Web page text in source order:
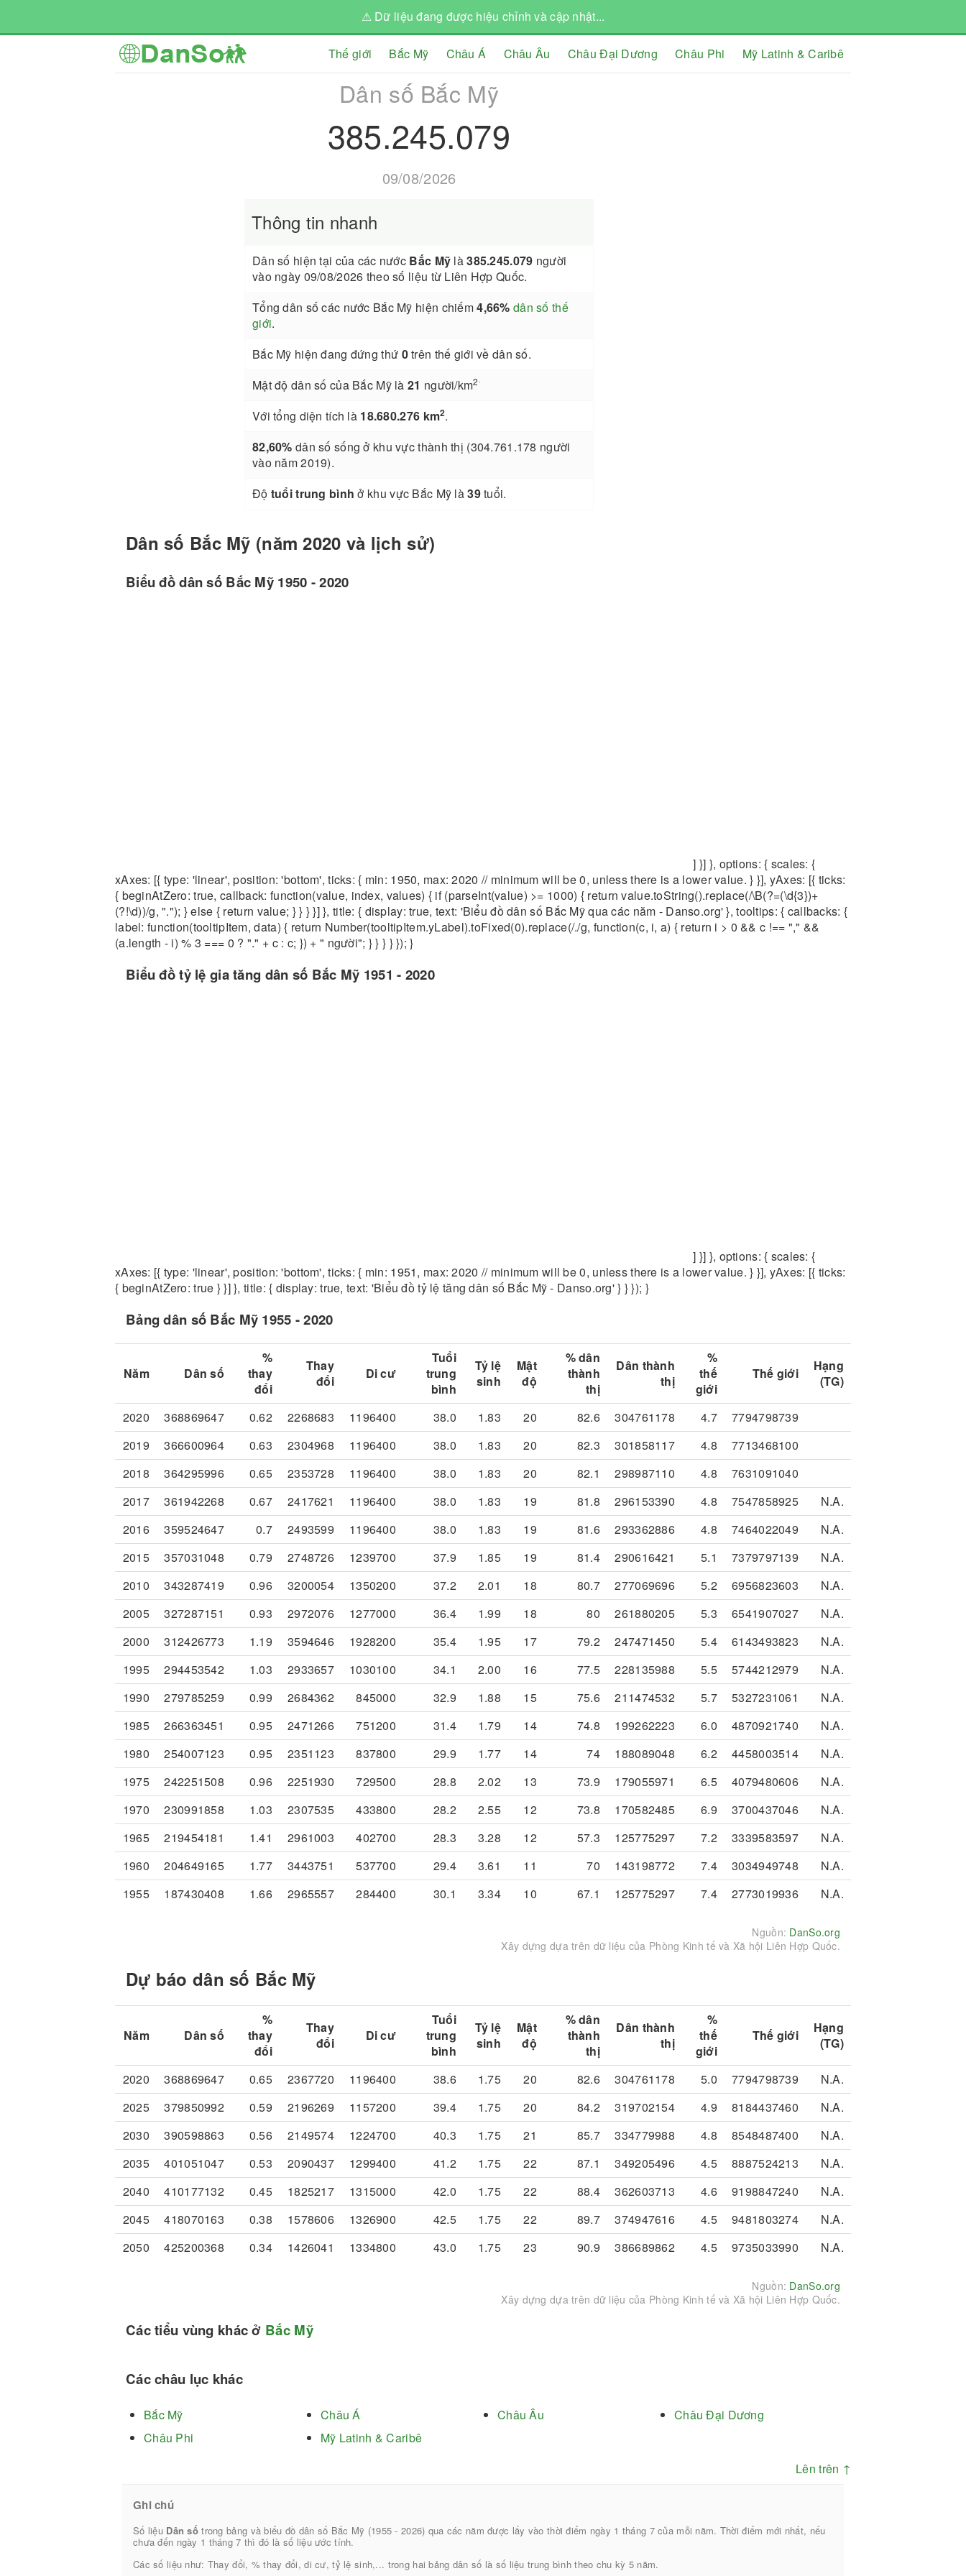
⚠ Dữ liệu đang được hiệu chỉnh và cập nhật...
Thế giới Bắc Mỹ Châu Á Châu Âu Châu Đại Dương Châu Phi Mỹ Latinh & Caribê
Dân số Bắc Mỹ
385.245.079
09/08/2026
Thông tin nhanh
Dân số hiện tại của các nước Bắc Mỹ là385.245.079 người
vào ngày 09/08/2026 theo số liệu từ Liên Hợp Quốc.
Tổng dân số các nước Bắc Mỹ hiện chiếm4,66% dân số thế
giới.
Bắc Mỹ hiện đang đứng thứ 0trên thế giới về dân số.
Mật độ dân số của Bắc Mỹ là21 người/km2
Với tổng diện tích là 18.680.276 km2.
82,60% dân số sống ở khu vực thành thị (304.761.178 người
vào năm 2019).
Độ tuổi trung bình ở khu vực Bắc Mỹ là39tuổi.
Dân số Bắc Mỹ (năm 2020 và lịch sử)
Biểu đồ dân số Bắc Mỹ 1950 - 2020
] }] }, options: { scales: {
xAxes: [{ type: 'linear', position: 'bottom', ticks: { min: 1950, max: 2020 // minimum will be 0, unless there is a lower value. } }], yAxes: [{ ticks:
{ beginAtZero: true, callback: function(value, index, values) { if (parseInt(value) >= 1000) { return value.toString().replace(/\B(?=(\d{3})+
(?!\d))/g, "."); } else { return value; } } } }] }, title: { display: true, text: 'Biểu đồ dân số Bắc Mỹ qua các năm - Danso.org' }, tooltips: { callbacks: {
label: function(tooltipItem, data) { return Number(tooltipItem.yLabel).toFixed(0).replace(/./g, function(c, i, a) { return i > 0 && c !== "," &&
(a.length - i) % 3 === 0 ? "." + c : c; }) + " người"; } } } } }); }
Biểu đồ tỷ lệ gia tăng dân số Bắc Mỹ 1951 - 2020
] }] }, options: { scales: {
xAxes: [{ type: 'linear', position: 'bottom', ticks: { min: 1951, max: 2020 // minimum will be 0, unless there is a lower value. } }], yAxes: [{ ticks:
{ beginAtZero: true } }] }, title: { display: true, text: 'Biểu đồ tỷ lệ tăng dân số Bắc Mỹ - Danso.org' } } }); }
Bảng dân số Bắc Mỹ 1955 - 2020
Năm Dân số
%
thay
đổi
Thay
đổi
Di cư
Tuổi
trung
bình
Tỷ lệ
sinh
Mật
độ
% dân
thành
thị
Dân thành
thị
%
thế
giới
Thế giới
Hạng
(TG)
2020 368869647 0.62 2268683 1196400 38.0 1.83 20 82.6 304761178 4.7
7794798739
2019
366600964 0.63 2304968 1196400 38.0 1.83 20 82.3 301858117 4.8
7713468100
2018
364295996 0.65 2353728 1196400 38.0 1.83 20 82.1 298987110 4.8
7631091040
2017
361942268 0.67 2417621 1196400 38.0 1.83 19 81.8 296153390 4.8 7547858925
N.A.
2016
359524647 0.7 2493599 1196400 38.0 1.83 19 81.6 293362886 4.8 7464022049
N.A.
2015
357031048 0.79 2748726 1239700 37.9 1.85 19 81.4 290616421 5.1 7379797139
N.A.
2010
343287419 0.96 3200054 1350200 37.2 2.01 18 80.7 277069696 5.2 6956823603
N.A.
2005
327287151 0.93 2972076 1277000 36.4 1.99 18 80 261880205 5.3 6541907027
N.A.
2000
312426773 1.19 3594646 1928200 35.4 1.95 17 79.2 247471450 5.4 6143493823
N.A.
1995
294453542 1.03 2933657 1030100 34.1 2.00 16 77.5 228135988 5.5 5744212979
N.A.
1990
279785259 0.99 2684362 845000 32.9 1.88 15 75.6 211474532 5.7 5327231061
N.A.
1985
266363451 0.95 2471266 751200 31.4 1.79 14 74.8 199262223 6.0 4870921740
N.A.
1980
254007123 0.95 2351123 837800 29.9 1.77 14 74 188089048 6.2 4458003514
N.A.
1975
242251508 0.96 2251930 729500 28.8 2.02 13 73.9 179055971 6.5 4079480606
N.A.
1970
230991858 1.03 2307535 433800 28.2 2.55 12 73.8 170582485 6.9 3700437046
N.A.
1965
219454181 1.41 2961003 402700 28.3 3.28 12 57.3 125775297 7.2 3339583597
N.A.
1960
204649165 1.77 3443751 537700 29.4 3.61 11 70 143198772 7.4 3034949748
N.A.
1955
187430408 1.66 2965557 284400 30.1 3.34 10 67.1 125775297 7.4 2773019936 N.A.
Nguồn: DanSo.org
Xây dựng dựa trên dữ liệu của Phòng Kinh tế và Xã hội Liên Hợp Quốc.
Dự báo dân số Bắc Mỹ
Năm Dân số
%
thay
đổi
Thay
đổi
Di cư
Tuổi
trung
bình
Tỷ lệ
sinh
Mật
độ
% dân
thành
thị
Dân thành
thị
%
thế
giới
Thế giới
Hạng
(TG)
2020 368869647 0.65 2367720 1196400 38.6 1.75 20 82.6 304761178 5.0 7794798739
N.A.
2025
379850992 0.59 2196269 1157200 39.4 1.75 20 84.2 319702154 4.9 8184437460
N.A.
2030
390598863 0.56 2149574 1224700 40.3 1.75 21 85.7 334779988 4.8 8548487400
N.A.
2035
401051047 0.53 2090437 1299400 41.2 1.75 22 87.1 349205496 4.5 8887524213
N.A.
2040
410177132 0.45 1825217 1315000 42.0 1.75 22 88.4 362603713 4.6 9198847240
N.A.
2045
418070163 0.38 1578606 1326900 42.5 1.75 22 89.7 374947616 4.5 9481803274
N.A.
2050
425200368 0.34 1426041 1334800 43.0 1.75 23 90.9 386689862 4.5 9735033990 N.A.
Nguồn: DanSo.org
Xây dựng dựa trên dữ liệu của Phòng Kinh tế và Xã hội Liên Hợp Quốc.
Các tiểu vùng khác ở Bắc Mỹ
Các châu lục khác
Bắc Mỹ Châu Á Châu Âu
Châu Đại Dương
Châu Phi
Mỹ Latinh & Caribê
Lên trên ↑
Ghi chú
Số liệu Dân số trong bảng và biểu đồ dân số Bắc Mỹ (1955 - 2026) qua các năm được lấy vào thời điểm ngày 1 tháng 7 của mỗi năm. Thời điểm mới nhất, nếu
chưa đến ngày 1 tháng 7 thì đó là số liệu ước tính.
Các số liệu như: Thay đổi, % thay đổi, di cư, tỷ lệ sinh,... trong hai bảng dân số là số liệu trung bình theo chu kỳ 5 năm.